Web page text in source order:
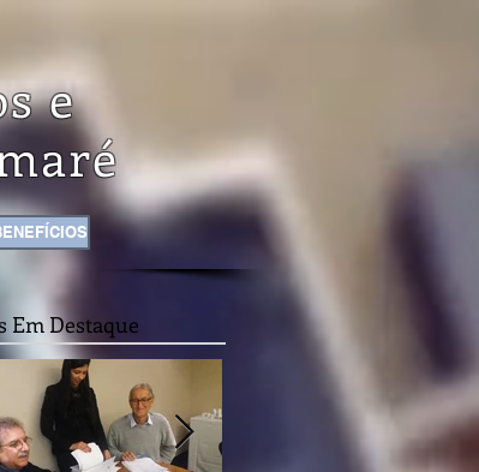
e
Em Destaque